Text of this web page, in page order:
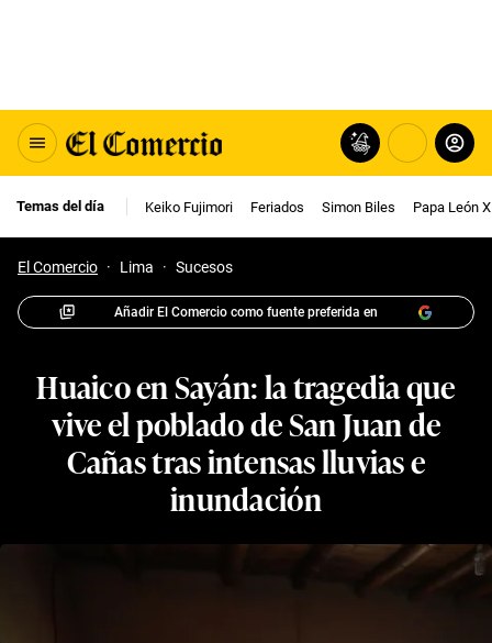
Temas del día Keiko Fujimori Feriados Simon Biles Papa León
El Comercio · Lima · Sucesos
Añadir El Comercio como fuente preferida en
Huaico en Sayán: la tragedia que
vive el poblado de San Juan de
Cañas tras intensas lluvias e
inundación